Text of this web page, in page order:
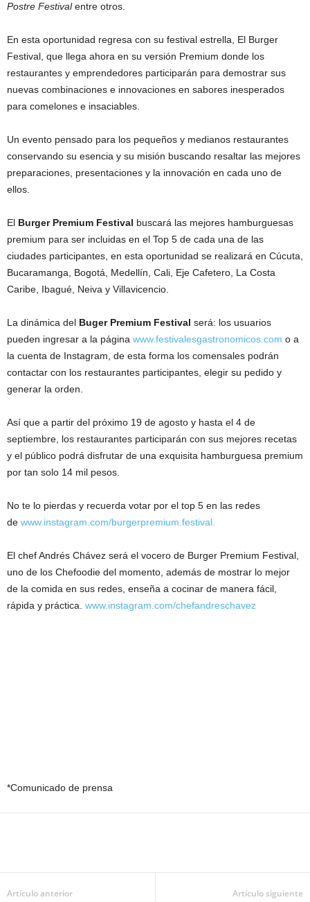
Postre Festivalentre otros.
En esta oportunidad regresa con su festival estrella, El Burger
Festival, que llega ahora en su versión Premium donde los
restaurantes y emprendedores participarán para demostrar sus
nuevas combinaciones e innovaciones en sabores inesperados
para comelones e insaciables.
Un evento pensado para los pequeños y medianos restaurantes
conservando su esencia y su misión buscando resaltar las mejores
preparaciones, presentaciones y la innovación en cada uno de
ellos.
El Burger Premium Festival buscará las mejores hamburguesas
premium para ser incluidas en el Top 5 de cada una de las
ciudades participantes, en esta oportunidad se realizará en Cúcuta,
Bucaramanga, Bogotá, Medellín, Cali, Eje Cafetero, La Costa
Caribe, Ibagué, Neiva y Villavicencio.
La dinámica del Buger Premium Festival será: los usuarios
pueden ingresar a la página www.festivalesgastronomicos.com o a
la cuenta de Instagram, de esta forma los comensales podrán
contactar con los restaurantes participantes, elegir su pedido y
generar la orden.
Así que a partir del próximo 19 de agosto y hasta el 4 de
septiembre, los restaurantes participarán con sus mejores recetas
y el público podrá disfrutar de una exquisita hamburguesa premium
por tan solo 14 mil pesos.
No te lo pierdas y recuerda votar por el top 5 en las redes
de www.instagram.com/burgerpremium.festival.
El chef Andrés Chávez será el vocero de Burger Premium Festival,
uno de los Chefoodie del momento, además de mostrar lo mejor
de la comida en sus redes, enseña a cocinar de manera fácil,
rápida y práctica. www.instagram.com/chefandreschavez
*Comunicado de prensa
Artículo anterior Artículo siguiente